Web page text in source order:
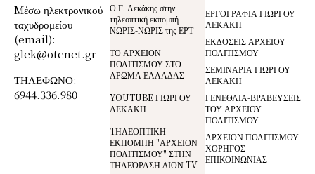
Mέσω ηλεκτρονικού
ταχυδρομείου
(email):
glek@otenet.gr
ΤΗΛΕΦΩΝΟ:
6944.336.980
Ο Γ. Λεκάκης στην
τηλεοπτική εκπομπή
ΝΩΡΙΣ-ΝΩΡΙΣ της ΕΡΤ
ΤΟ ΑΡΧΕΙΟΝ
ΠΟΛΙΤΙΣΜΟΥ ΣΤΟ
ΑΡΩΜΑ ΕΛΛΑΔΑΣ
YOUTUBE ΓΙΩΡΓΟΥ
ΛΕΚΑΚΗ
TΗΛΕΟΠΤΙΚΗ
ΕΚΠΟΜΠΗ "ΑΡΧΕΙΟΝ
ΠΟΛΙΤΙΣΜΟΥ" ΣΤΗΝ
ΤΗΛΕΌΡΑΣΗ ΔΙΟΝ TV
ΕΡΓΟΓΡΑΦΙΑ ΓΙΩΡΓΟΥ
ΛΕΚΑΚΗ
ΕΚΔΟΣΕΙΣ ΑΡΧΕΙΟΥ
ΠΟΛΙΤΙΣΜΟΥ
ΣΕΜΙΝΑΡΙΑ ΓΙΩΡΓΟΥ
ΛΕΚΑΚΗ
ΓΕΝΕΘΛΙΑ-ΒΡΑΒΕΥΣΕΙΣ
ΤΟΥ ΑΡΧΕΙΟΥ
ΠΟΛΙΤΙΣΜΟΥ
ΑΡΧΕΙΟΝ ΠΟΛΙΤΙΣΜΟΥ
ΧΟΡΗΓΟΣ
ΕΠΙΚΟΙΝΩΝΙΑΣ